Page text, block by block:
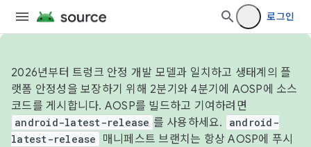
로그인
2026년부터 트렁크 안정 개발 모델과 일치하고 생태계의 플
랫폼 안정성을 보장하기 위해 2분기와 4분기에 AOSP에 소스
코드를 게시합니다. AOSP를 빌드하고 기여하려면
android-latest-release 를 사용하세요.
android-
latest-release
매니페스트 브랜치는 항상 AOSP에 푸시